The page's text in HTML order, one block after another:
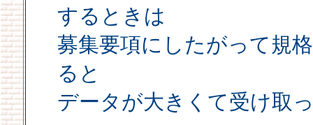
するときは
募集要項にしたがって規
ると
データが大きくて受け取